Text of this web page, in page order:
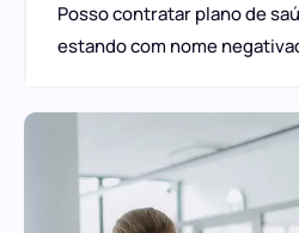
Posso contratar plano de
estando com nome